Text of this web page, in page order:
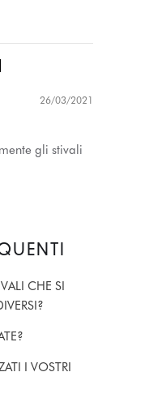
26/03/2021
gli stivali
CHE SI
I VOSTRI